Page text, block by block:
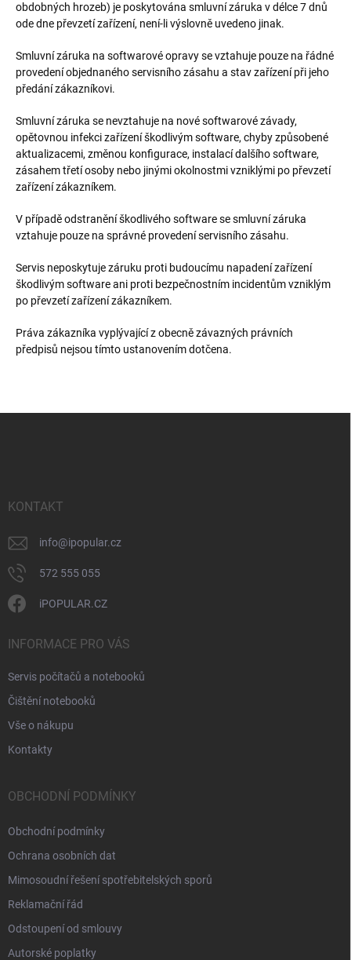
obdobných hrozeb) je poskytována smluvní záruka v délce 7 dnů
ode dne převzetí zařízení, není-li výslovně uvedeno jinak.
Smluvní záruka na softwarové opravy se vztahuje pouze na řádné
provedení objednaného servisního zásahu a stav zařízení při jeho
předání zákazníkovi.
Smluvní záruka se nevztahuje na nové softwarové závady,
opětovnou infekci zařízení škodlivým software, chyby způsobené
aktualizacemi, změnou konfigurace, instalací dalšího software,
zásahem třetí osoby nebo jinými okolnostmi vzniklými po převzetí
zařízení zákazníkem.
V případě odstranění škodlivého software se smluvní záruka
vztahuje pouze na správné provedení servisního zásahu.
Servis neposkytuje záruku proti budoucímu napadení zařízení
škodlivým software ani proti bezpečnostním incidentům vzniklým
po převzetí zařízení zákazníkem.
Práva zákazníka vyplývající z obecně závazných právních
předpisů nejsou tímto ustanovením dotčena.
KONTAKT
info@ipopular.cz
572 555 055
iPOPULAR.CZ
INFORMACE PRO VÁS
Servis počítačů a notebooků
Čištění notebooků
Vše o nákupu
Kontakty
OBCHODNÍ PODMÍNKY
Obchodní podmínky
Ochrana osobních dat
Mimosoudní řešení spotřebitelských sporů
Reklamační řád
Odstoupení od smlouvy
Autorské poplatky